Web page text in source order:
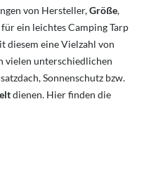
von Hersteller,Größe,
für ein leichtes Camping Tarp
diesem eine Vielzahl von
vielen unterschiedlichen
Sonnenschutz bzw.
dienen. Hier finden die